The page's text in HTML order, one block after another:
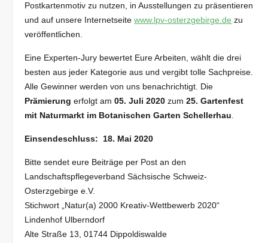
Postkartenmotiv zu nutzen, in Ausstellungen zu präsentieren
und auf unsere Internetseitewww.lpv-osterzgebirge.de zu
veröffentlichen.
Eine Experten-Jury bewertet Eure Arbeiten, wählt die drei
besten aus jeder Kategorie aus und vergibt tolle Sachpreise.
Alle Gewinner werden von uns benachrichtigt. Die
Prämierung erfolgt am05. Juli 2020 zum25. Gartenfest
mit Naturmarkt im Botanischen Garten Schellerhau
Einsendeschluss: 18. Mai 2020
Bitte sendet eure Beiträge per Post an den
Landschaftspflegeverband Sächsische Schweiz-
Osterzgebirge e.V.
Stichwort „Natur(a) 2000 Kreativ-Wettbewerb 2020“
Lindenhof Ulberndorf
Alte Straße 13, 01744 Dippoldiswalde